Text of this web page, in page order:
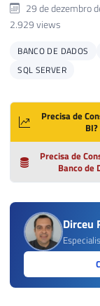
29 de dezembro
2.929 views
BANCO DE DADOS
SQL SERVER
Precisa de
BI?
Precisa de
Banco de
Dirceu